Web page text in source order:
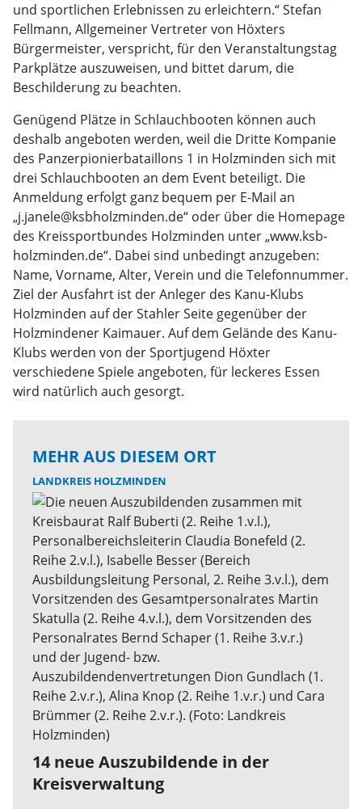
und sportlichen Erlebnissen zu erleichtern.“ Stefan
Fellmann, Allgemeiner Vertreter von Höxters
Bürgermeister, verspricht, für den Veranstaltungstag
Parkplätze auszuweisen, und bittet darum, die
Beschilderung zu beachten.
Genügend Plätze in Schlauchbooten können auch
deshalb angeboten werden, weil die Dritte Kompanie
des Panzerpionierbataillons 1 in Holzminden sich mit
drei Schlauchbooten an dem Event beteiligt. Die
Anmeldung erfolgt ganz bequem per E-Mail an
„j.janele@ksbholzminden.de“ oder über die Homepage
des Kreissportbundes Holzminden unter „www.ksb-
holzminden.de“. Dabei sind unbedingt anzugeben:
Name, Vorname, Alter, Verein und die Telefonnummer.
Ziel der Ausfahrt ist der Anleger des Kanu-Klubs
Holzminden auf der Stahler Seite gegenüber der
Holzmindener Kaimauer. Auf dem Gelände des Kanu-
Klubs werden von der Sportjugend Höxter
verschiedene Spiele angeboten, für leckeres Essen
wird natürlich auch gesorgt.
MEHR AUS DIESEM ORT
LANDKREIS HOLZMINDEN
14 neue Auszubildende in der
Kreisverwaltung